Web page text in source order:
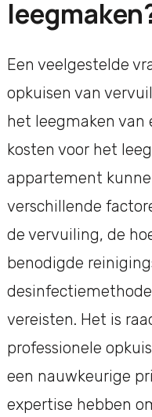
Een veelgestelde
opkuisen van
het leegmaken van
kosten voor het
appartement
verschillende
de vervuiling, de
benodigde
vereisten. Het is
professionele
een nauwkeurige
expertise hebben